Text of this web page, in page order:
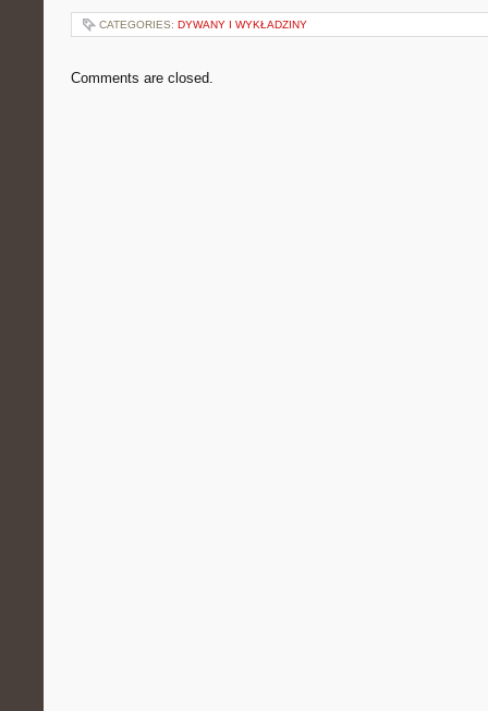
CATEGORIES: DYWANY I WYKŁADZINY
Comments are closed.